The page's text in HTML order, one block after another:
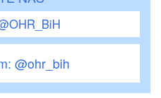
@ohr_bih